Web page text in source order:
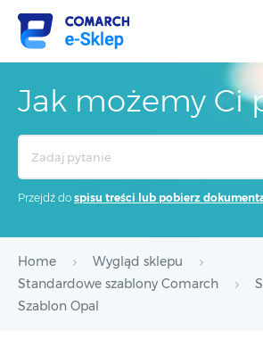
Jak możemy Ci
Przejdź do spisu treści lub pobierz
Home
Wygląd sklepu
Standardowe szablony Comarch
Szablon Opal